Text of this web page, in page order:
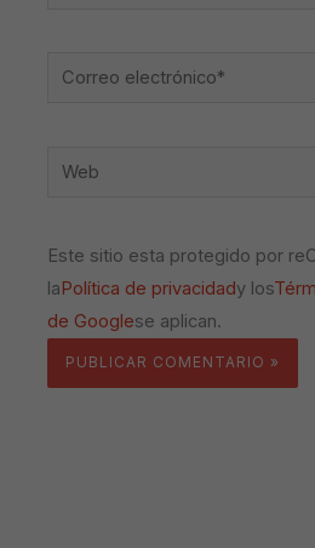
Correo
Web
Este sitio esta protegido por
laPolítica de privacidady los
de Googlese aplican.